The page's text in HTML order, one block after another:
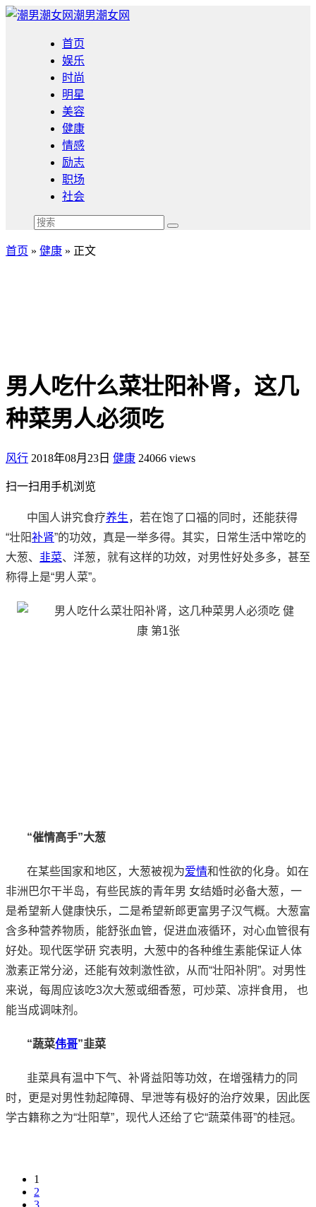
潮男潮女网
首页
娱乐
时尚
明星
美容
健康
情感
励志
职场
社会
首页 » 健康 » 正文
男人吃什么菜壮阳补肾，这几
种菜男人必须吃
风行 2018年08月23日 健康 24066 views
扫一扫用手机浏览
中国人讲究食疗养生，若在饱了口福的同时，还能获得
“壮阳补肾”的功效，真是一举多得。其实，日常生活中常吃的
大葱、 韭菜、洋葱，就有这样的功效，对男性好处多多，甚至
称得上是“男人菜”。
“催情高手”大葱
在某些国家和地区，大葱被视为爱情和性欲的化身。如在
非洲巴尔干半岛，有些民族的青年男 女结婚时必备大葱，一
是希望新人健康快乐，二是希望新郎更富男子汉气概。大葱富
含多种营养物质，能舒张血管，促进血液循环，对心血管很有
好处。现代医学研 究表明，大葱中的各种维生素能保证人体
激素正常分泌，还能有效刺激性欲，从而“壮阳补阴”。对男性
来说，每周应该吃3次大葱或细香葱，可炒菜、凉拌食用， 也
能当成调味剂。
“蔬菜伟哥”韭菜
韭菜具有温中下气、补肾益阳等功效，在增强精力的同
时，更是对男性勃起障碍、早泄等有极好的治疗效果，因此医
学古籍称之为“壮阳草”，现代人还给了它“蔬菜伟哥”的桂冠。
1
2
3